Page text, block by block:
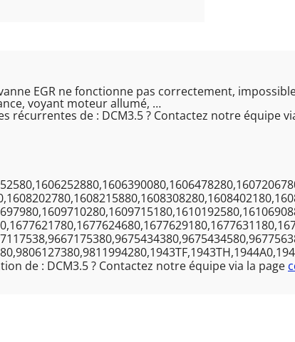
EGR ne fonctionne pas correctement,
voyant moteur allumé, …
récurrentes de : DCM3.5 ? Contactez notre équipe
de : DCM3.5 ? Contactez notre équipe via la page